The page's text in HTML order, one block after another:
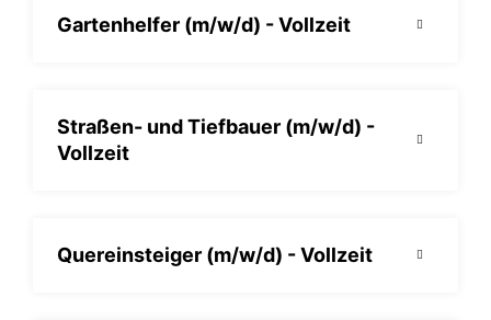
Gartenhelfer (m/w/d) - Vollzeit
Straßen- und Tiefbauer (m/w/d) -
Vollzeit
Quereinsteiger (m/w/d) - Vollzeit